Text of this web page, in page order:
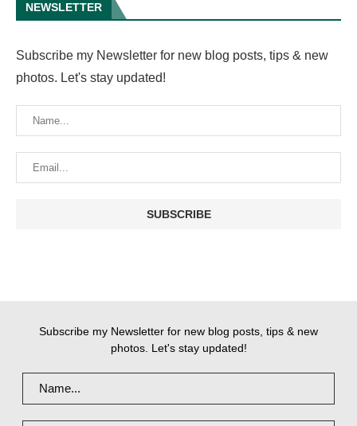
NEWSLETTER
Subscribe my Newsletter for new blog posts, tips & new
photos. Let's stay updated!
Subscribe my Newsletter for new blog posts, tips & new
photos. Let's stay updated!